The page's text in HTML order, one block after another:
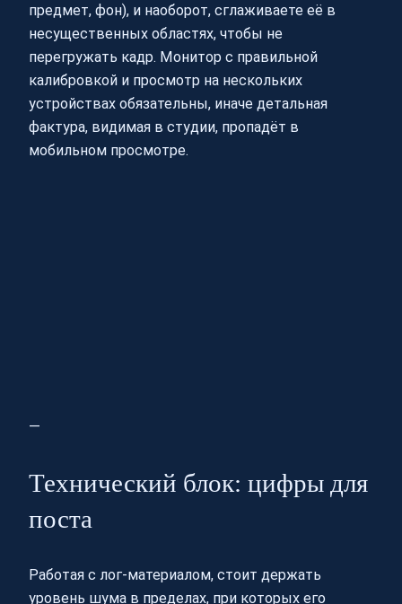
предмет, фон), и наоборот, сглаживаете её в
несущественных областях, чтобы не
перегружать кадр. Монитор с правильной
калибровкой и просмотр на нескольких
устройствах обязательны, иначе детальная
фактура, видимая в студии, пропадёт в
мобильном просмотре.
—
Технический блок: цифры для
поста
Работая с лог‑материалом, стоит держать
уровень шума в пределах, при которых его